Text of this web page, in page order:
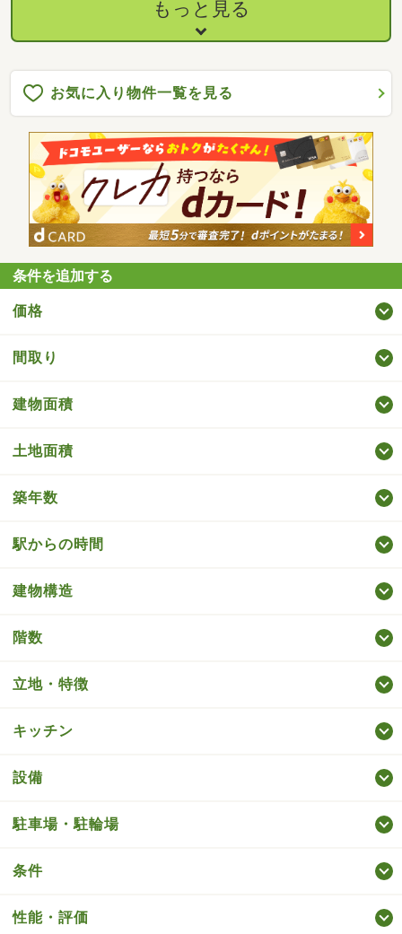
もっと見る
お気に入り物件一覧を見る
条件を追加する
価格
間取り
建物面積
土地面積
築年数
駅からの時間
建物構造
階数
立地・特徴
キッチン
設備
駐車場・駐輪場
条件
性能・評価